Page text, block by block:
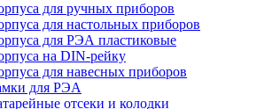
для ручных приборов
для настольных приборов
для РЭА пластиковые
на DIN-рейку
для навесных приборов
для РЭА
отсеки и колодки